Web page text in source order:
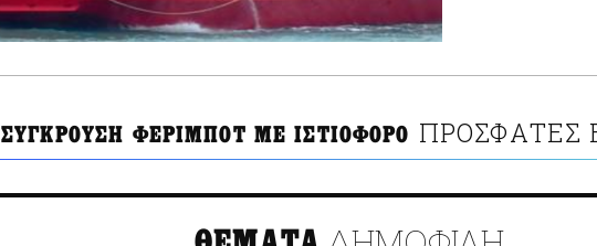
ΣΥΓΚΡΟΥΣΗ ΦΕΡΙΜΠΟΤ ΜΕ ΙΣΤΙΟΦΟΡΟ ΠΡΟΣΦΑΤΕΣ